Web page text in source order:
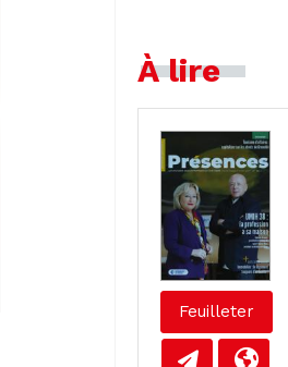
À lire
Feuilleter